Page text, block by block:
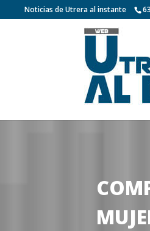
Noticias de Utrera al instante